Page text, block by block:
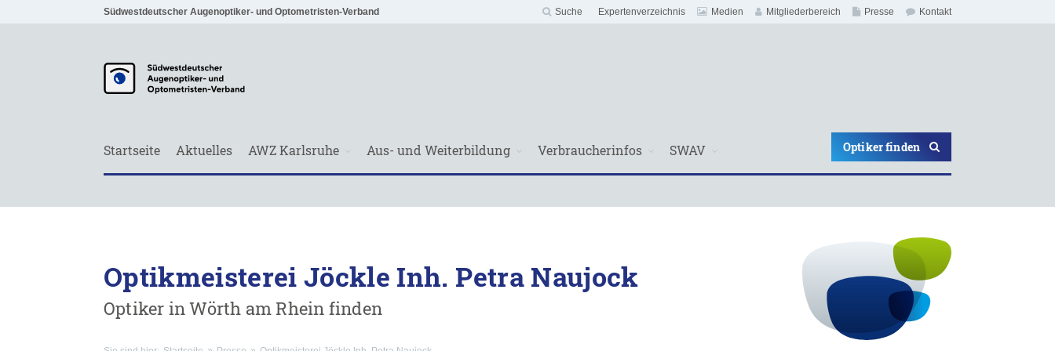
Südwestdeutscher Augenoptiker- und Optometristen-Verband Kontakt
Presse
Mitgliederbereich
Medien
Expertenverzeichnis
Suche
Startseite Aktuelles AWZ Karlsruhe Aus- und Weiterbildung Verbraucherinfos SWAV Optiker finden
Optikmeisterei Jöckle Inh. Petra Naujock
Optiker in Wörth am Rhein finden